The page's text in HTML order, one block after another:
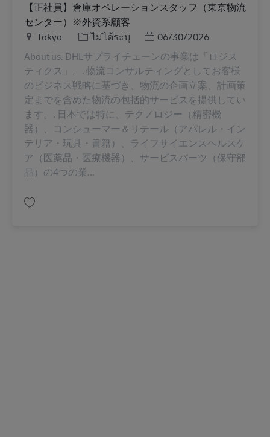
【正社員】倉庫オペレーションスタッフ（東京物流
センター）※外資系顧客
สถานที่
Tokyo หมวดหมู่
ไม่ได้ระบุ Posted Date
06/30/2026
About us. DHLサプライチェーンの事業は「ロジス
ティクス」。. 物流コンサルティングとしてお客様
のビジネス戦略に基づき、物流の企画立案、計画策
定までを含めた物流の包括的サービスを提供してい
ます。. 日本では特に、テクノロジー（精密機
器）、コンシューマー＆リテール（アパレル・イン
テリア・玩具・書籍）、ライフサイエンスヘルスケ
ア（医薬品・医療機器）、サービスパーツ（保守部
品）の4つの業...